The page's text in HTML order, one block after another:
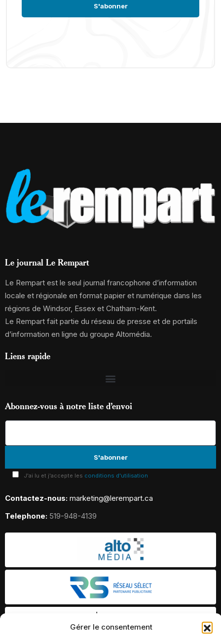
Gérer le consentement
Le journal Le Rempart
Le Rempart est le seul journal francophone d’information
locale et régionale en format papier et numérique dans les
régions de Windsor, Essex et Chatham-Kent.
Le Rempart fait partie du réseau de presse et de portails
d’information en ligne du groupe Altomédia.
Liens rapide
Abonnez-vous à notre liste d’envoi
J'ai lu et j'accepte les conditions d'utilisation
Contactez-nous: marketing@lerempart.ca
Telephone: 519-948-4139